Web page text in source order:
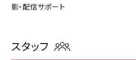
影・配信サポート
スタッフ